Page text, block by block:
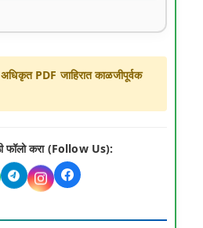
PDF जाहिरात काळजीपूर्वक
फॉलो करा (Follow Us):